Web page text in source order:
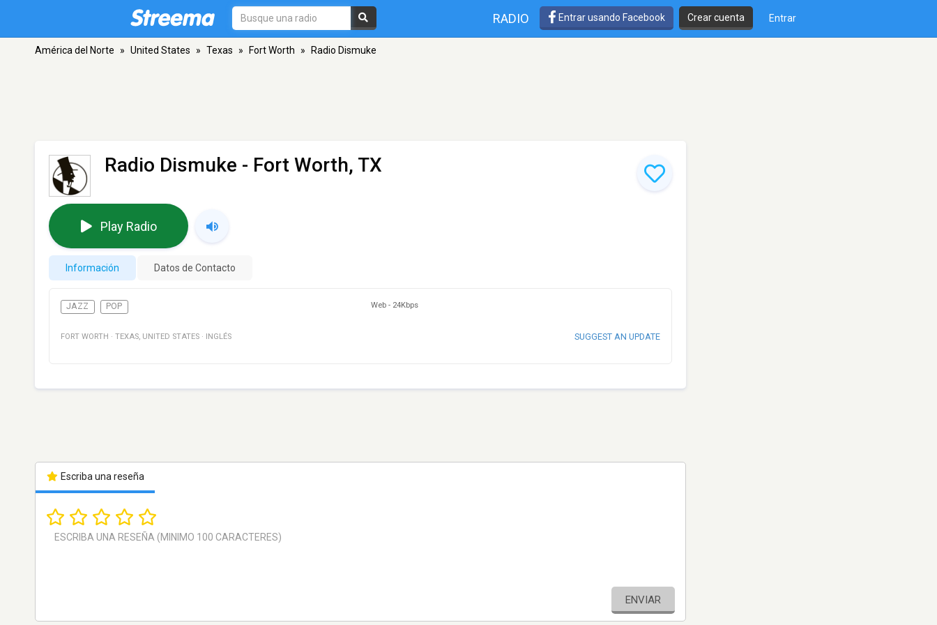
RADIO Entrar usando Facebook Crear cuenta Entrar
América del Norte » United States » Texas » Fort Worth » Radio Dismuke
Radio Dismuke - Fort Worth, TX
Play Radio
Información Datos de Contacto
JAZZ POP Web - 24Kbps
FORT WORTH · TEXAS, UNITED STATES · INGLÉS SUGGEST AN UPDATE
Escriba una reseña
ENVIAR